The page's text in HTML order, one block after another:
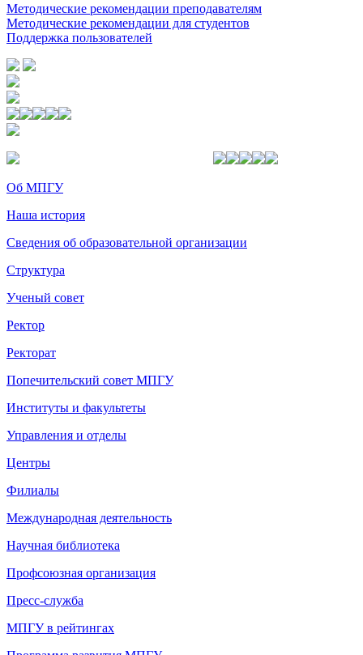
Методические рекомендации преподавателям
Методические рекомендации для студентов
Поддержка пользователей
Об МПГУ
Наша история
Сведения об образовательной организации
Структура
Ученый совет
Ректор
Ректорат
Попечительский совет МПГУ
Институты и факультеты
Управления и отделы
Центры
Филиалы
Международная деятельность
Научная библиотека
Профсоюзная организация
Пресс-служба
МПГУ в рейтингах